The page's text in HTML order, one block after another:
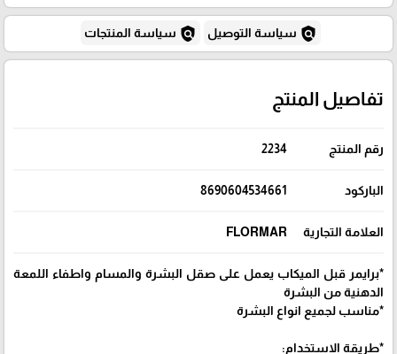
policy سياسة التوصيل policy سياسة المنتجات
تفاصيل المنتج
رقم المنتج 2234
الباركود 8690604534661
العلامة التجارية FLORMAR
*برايمر قبل الميكاب يعمل على صقل البشرة والمسام واطفاء اللمعة
الدهنية من البشرة
*مناسب لجميع انواع البشرة
*طريقة الاستخدام: